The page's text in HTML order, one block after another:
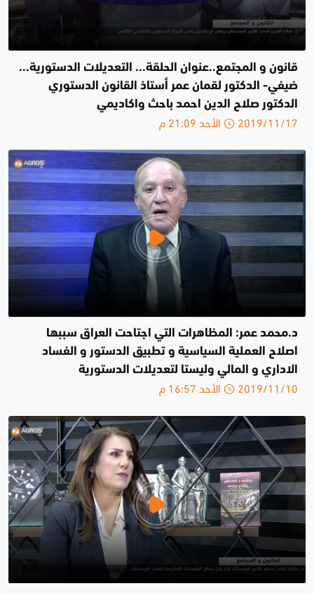
قانون و المجتمع..عنوان الحلقة... التعديلات الدستورية...
ضيفي- الدكتور لقمان عمر أستاذ القانون الدستوري
الدكتور صلاح الدين احمد باحث واكاديمي
2019/11/17 الأحد 21:09 م
د.محمد عمر: المظاهرات التي اجتاحت العراق سببها
اصلاح العملية السياسية و تطبيق الدستور و الفساد
الاداري و المالي وليستا لتعديلات الدستورية
2019/11/10 الأحد 16:57 م